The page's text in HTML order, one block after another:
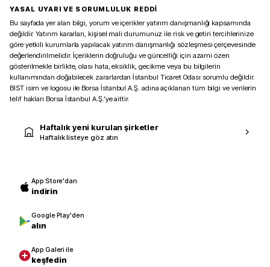
YASAL UYARI VE SORUMLULUK REDDİ
Bu sayfada yer alan bilgi, yorum ve içerikler yatırım danışmanlığı kapsamında
değildir. Yatırım kararları, kişisel mali durumunuz ile risk ve getiri tercihlerinize
göre yetkili kurumlarla yapılacak yatırım danışmanlığı sözleşmesi çerçevesinde
değerlendirilmelidir. İçeriklerin doğruluğu ve güncelliği için azami özen
gösterilmekle birlikte, olası hata, eksiklik, gecikme veya bu bilgilerin
kullanımından doğabilecek zararlardan İstanbul Ticaret Odası sorumlu değildir.
BIST isim ve logosu ile Borsa İstanbul A.Ş. adına açıklanan tüm bilgi ve verilerin
telif hakları Borsa İstanbul A.Ş.’ye aittir.
Haftalık yeni kurulan şirketler
Haftalık listeye göz atın
App Store'dan
indirin
Google Play'den
alın
App Galeri ile
keşfedin